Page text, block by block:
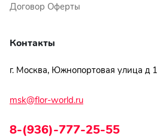
Договор Оферты
Контакты
г. Москва, Южнопортовая улица д
msk@flor-world.ru
8-(936)-777-25-55